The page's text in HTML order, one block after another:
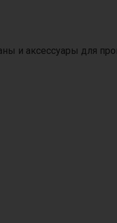
и аксессуары для